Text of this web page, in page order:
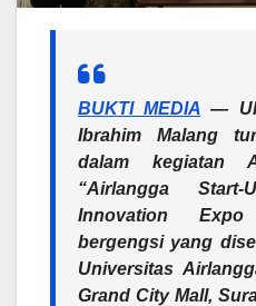
BUKTI MEDIA —
Ibrahim Malang
dalam kegiatan
“Airlangga
Innovation Expo
bergengsi yang
Universitas
Grand City Mall,